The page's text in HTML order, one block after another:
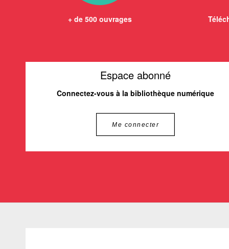
+ de 500 ouvrages
Espace abonné
Connectez-vous à la bibliothèque numérique
Me connecter